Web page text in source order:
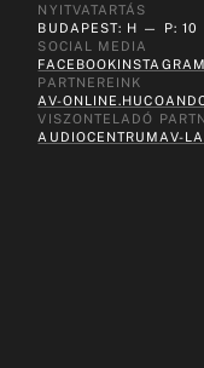
NYITVATARTÁS
BUDAPEST: H — P:
SOCIAL MEDIA
FACEBOOKINSTAGRAM
PARTNEREINK
AV-ONLINE.HU
VISZONTELADÓ
AUDIOCENTRUM AV-